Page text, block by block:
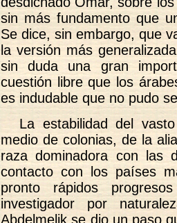
sin más fundamento que
Se dice, sin embargo, que
la versión más
sin duda una gran
cuestión libre que los
es indudable que no pudo
La estabilidad del
medio de colonias, de la
raza dominadora con las
contacto con los países
pronto rápidos
investigador por
Abdelmelik se dio un paso